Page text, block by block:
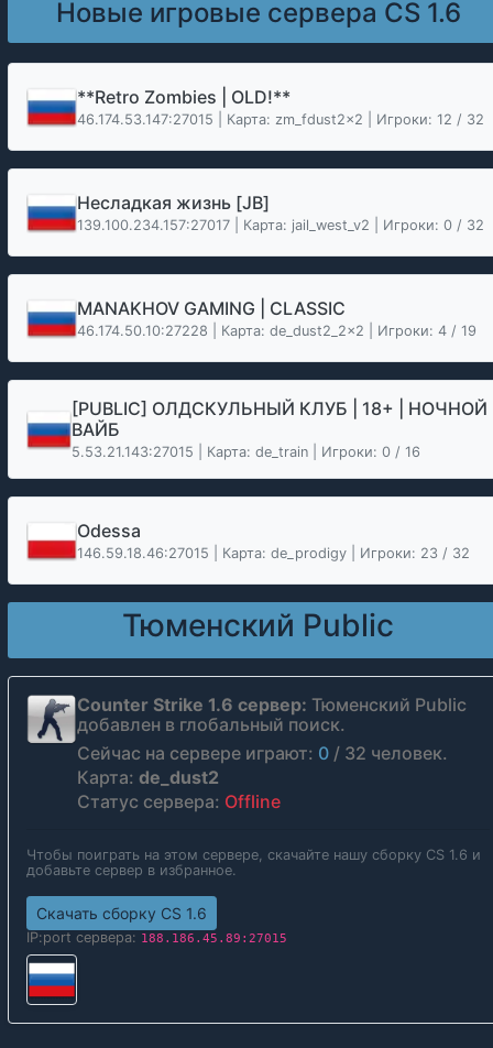
Новые игровые сервера CS 1.6
**Retro Zombies | OLD!**
46.174.53.147:27015 | Карта: zm_fdust2x2 | Игроки: 12 / 32
Несладкая жизнь [JB]
139.100.234.157:27017 | Карта: jail_west_v2 | Игроки: 0 / 32
MANAKHOV GAMING | CLASSIC
46.174.50.10:27228 | Карта: de_dust2_2x2 | Игроки: 4 / 19
[PUBLIC] ОЛДСКУЛЬНЫЙ КЛУБ | 18+ | НОЧНОЙ
ВАЙБ
5.53.21.143:27015 | Карта: de_train | Игроки: 0 / 16
Odessa
146.59.18.46:27015 | Карта: de_prodigy | Игроки: 23 / 32
Тюменский Public
Counter Strike 1.6 сервер: Тюменский Public
добавлен в глобальный поиск.
Сейчас на сервере играют: 0 / 32 человек.
Карта: de_dust2
Статус сервера: Offline
Чтобы поиграть на этом сервере, скачайте нашу сборку CS 1.6 и
добавьте сервер в избранное.
Скачать сборку CS 1.6
IP:port сервера: 188.186.45.89:27015